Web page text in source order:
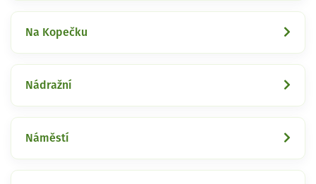
Na Kopečku
Nádražní
Náměstí